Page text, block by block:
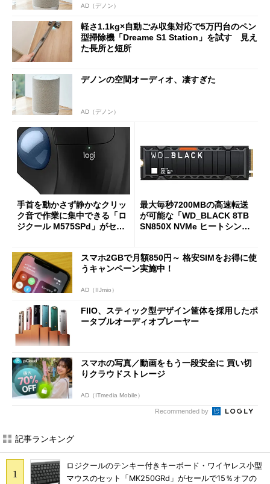
AD（デノン）
軽さ1.1kg×自動ごみ収集対応で5万円台のペン
型掃除機「Dreame S1 Station」を試す 見え
た長所と短所
デノンの空間オーディオ、凄すぎた
AD（デノン）
手首を動かさず静かなクリッ
ク音で作業に集中できる「ロ
ジクール M575SPd」がセー
最大毎秒7200MBの高速転送
が可能な「WD_BLACK 8TB
SN850X NVMe ヒートシンク
スマホ2GBで月額850円～ 格安SIMをお得に使
うキャンペーン実施中！
AD（IIJmio）
FIIO、スティック型デザイン筐体を採用したポ
ータブルオーディオプレーヤー
スマホの写真／動画をもう一段安全に 買い切
りクラウドストレージ
AD（ITmedia Mobile）
Recommended by
記事ランキング
ロジクールのテンキー付きキーボード・ワイヤレス小型
マウスのセット「MK250GRd」がセールで15％オフの